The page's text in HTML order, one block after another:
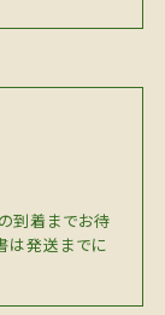
到着までお待
は発送までに